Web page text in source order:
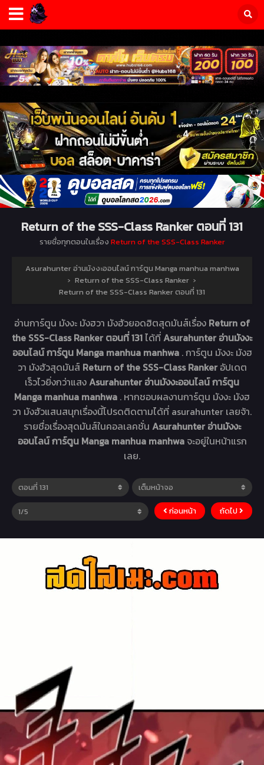
Return of the SSS-Class Ranker ตอนที่ 131
รายชื่อทุกตอนในเรื่อง Return of the SSS-Class Ranker
Asurahunter อ่านมังงะออนไลน์ การ์ตูน Manga manhua manhwa
› Return of the SSS-Class Ranker ›
Return of the SSS-Class Ranker ตอนที่ 131
อ่านการ์ตูน มังงะ มังฮวา มังฮัวยอดฮิตสุดมันส์เรื่อง Return of
the SSS-Class Ranker ตอนที่ 131ได้ที่Asurahunter อ่านมังงะ
ออนไลน์ การ์ตูน Manga manhua manhwa . การ์ตูน มังงะ มังฮ
วา มังฮัวสุดมันส์ Return of the SSS-Class Ranker อัปเดต
เร็วไวยิ่งกว่าแสงAsurahunter อ่านมังงะออนไลน์ การ์ตูน
Manga manhua manhwa . หากชอบผลงานการ์ตูน มังงะ มังฮ
วา มังฮัวแสนสนุกเรื่องนี้โปรดติดตามได้ที่ asurahunter เลยจ้า.
รายชื่อเรื่องสุดมันส์ในคอลเลคชั่น Asurahunter อ่านมังงะ
ออนไลน์ การ์ตูน Manga manhua manhwa จะอยู่ในหน้าแรก
เลย.
ก่อนหน้า ถัดไป